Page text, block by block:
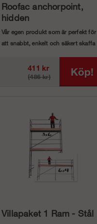
Roofac anchorpoint,
hidden
Vår egen produkt som är perfekt för
att snabbt, enkelt och säkert skaffa
411 kr
(486 kr) Köp!
Villapaket 1 Ram - Stål